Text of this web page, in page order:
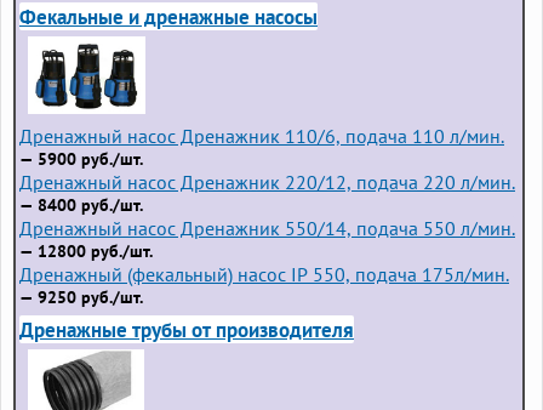
Фекальные и дренажные насосы
Дренажный насос Дренажник 110/6, подача 110 л/мин.
— 5900 руб./шт.
Дренажный насос Дренажник 220/12, подача 220 л/мин.
— 8400 руб./шт.
Дренажный насос Дренажник 550/14, подача 550 л/мин.
— 12800 руб./шт.
Дренажный (фекальный) насос IP 550, подача 175л/мин.
— 9250 руб./шт.
Дренажные трубы от производителя